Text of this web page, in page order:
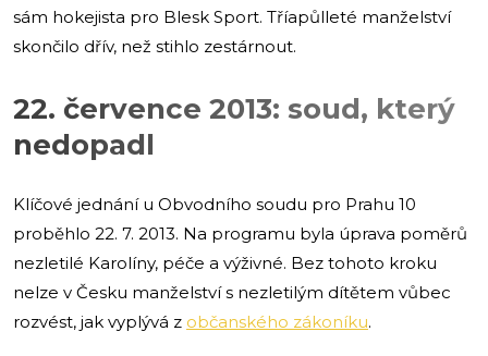
sám hokejista pro Blesk Sport. Tříapůlleté manželství
skončilo dřív, než stihlo zestárnout.
22. července 2013: soud, který
nedopadl
Klíčové jednání u Obvodního soudu pro Prahu 10
proběhlo 22. 7. 2013. Na programu byla úprava poměrů
nezletilé Karolíny, péče a výživné. Bez tohoto kroku
nelze v Česku manželství s nezletilým dítětem vůbec
rozvést, jak vyplývá z občanského zákoníku.